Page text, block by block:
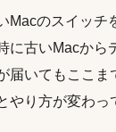
Macのスイッチ
に古いMacから
届いてもここま
り方が変わっ